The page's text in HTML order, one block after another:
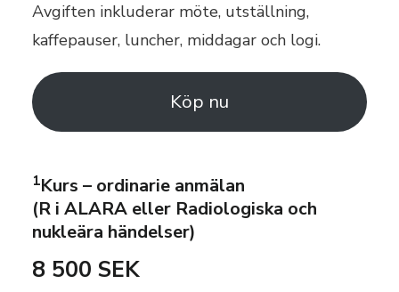
Avgiften inkluderar möte, utställning,
kaffepauser, luncher, middagar och logi.
Köp nu
1Kurs – ordinarie anmälan
(R i ALARA eller Radiologiska och
nukleära händelser)
8 500 SEK